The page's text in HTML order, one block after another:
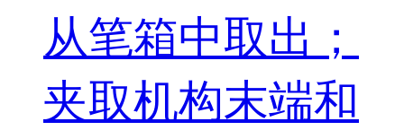
从笔箱中取出；
夹取机构末端和